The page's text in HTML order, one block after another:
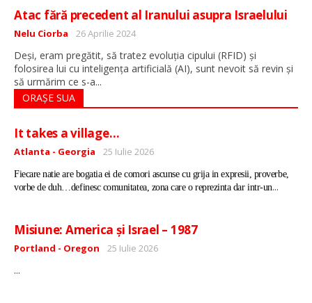
Atac fără precedent al Iranului asupra Israelului
Detalii
Nelu Ciorba 26 Aprilie 2024
Deși, eram pregătit, să tratez evoluția cipului (RFID) și
folosirea lui cu inteligența artificială (AI), sunt nevoit să revin și
să urmărim ce s-a...
ORAȘE SUA
It takes a village…
Detalii
Atlanta - Georgia 25 Iulie 2026
Fiecare natie are bogatia ei de comori ascunse cu grija in expresii, proverbe,
vorbe de duh…definesc comunitatea, zona care o reprezinta dar intr-un...
Misiune: America și Israel – 1987
Detalii
Portland - Oregon 25 Iulie 2026
...